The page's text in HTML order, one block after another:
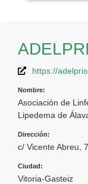
https://
Nombre:
Asociación de
Lipedema de
Dirección:
c/ Vicente Abreu, 7
Ciudad:
Vitoria-Gasteiz